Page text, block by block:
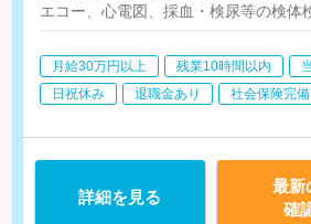
エコー、心電図、採血・検尿等の検体
月給30万円以上 残業10時間以内
日祝休み
退職金あり 社会保険完備
詳細を見る
最新
確